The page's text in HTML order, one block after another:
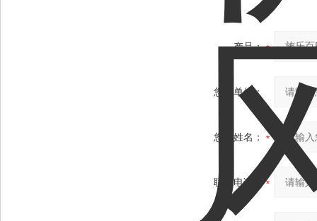
产品：
您的单位：
您的姓名：
联系电话：